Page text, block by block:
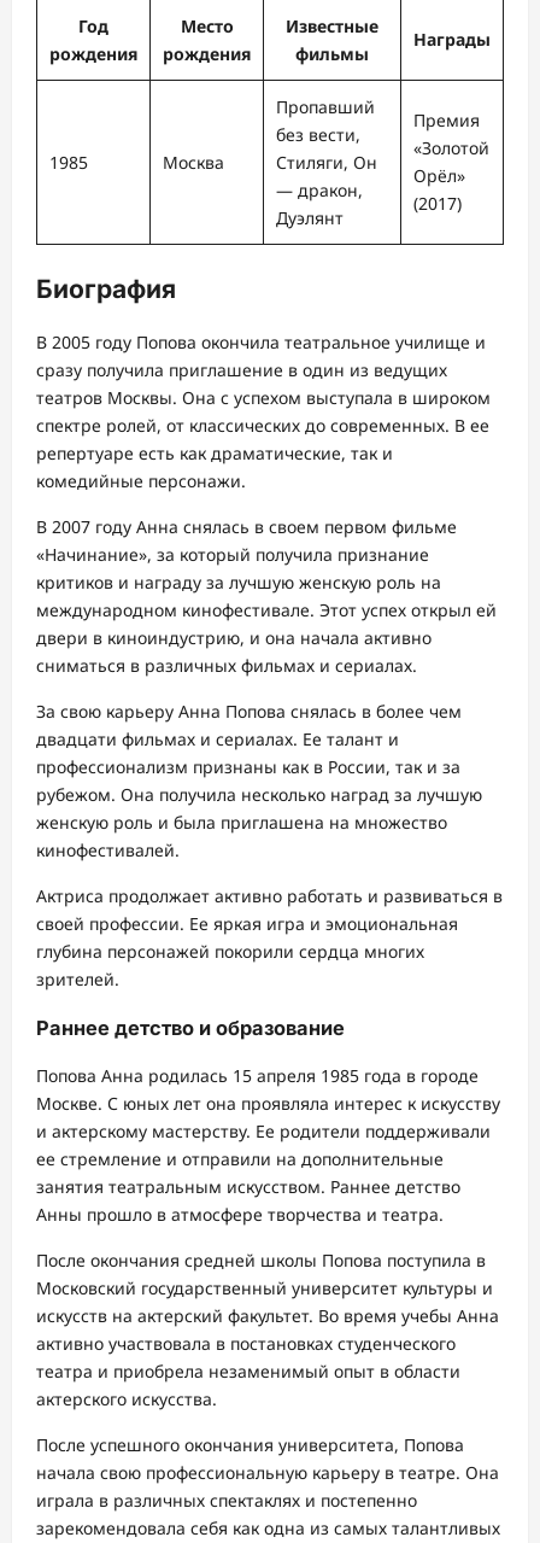
Год
рождения
Место
рождения
Известные
фильмы
Награды
1985 Москва
Пропавший
без вести,
Стиляги, Он
— дракон,
Дуэлянт
Премия
«Золотой
Орёл»
(2017)
Биография
В 2005 году Попова окончила театральное училище и
сразу получила приглашение в один из ведущих
театров Москвы. Она с успехом выступала в широком
спектре ролей, от классических до современных. В ее
репертуаре есть как драматические, так и
комедийные персонажи.
В 2007 году Анна снялась в своем первом фильме
«Начинание», за который получила признание
критиков и награду за лучшую женскую роль на
международном кинофестивале. Этот успех открыл ей
двери в киноиндустрию, и она начала активно
сниматься в различных фильмах и сериалах.
За свою карьеру Анна Попова снялась в более чем
двадцати фильмах и сериалах. Ее талант и
профессионализм признаны как в России, так и за
рубежом. Она получила несколько наград за лучшую
женскую роль и была приглашена на множество
кинофестивалей.
Актриса продолжает активно работать и развиваться в
своей профессии. Ее яркая игра и эмоциональная
глубина персонажей покорили сердца многих
зрителей.
Раннее детство и образование
Попова Анна родилась 15 апреля 1985 года в городе
Москве. С юных лет она проявляла интерес к искусству
и актерскому мастерству. Ее родители поддерживали
ее стремление и отправили на дополнительные
занятия театральным искусством. Раннее детство
Анны прошло в атмосфере творчества и театра.
После окончания средней школы Попова поступила в
Московский государственный университет культуры и
искусств на актерский факультет. Во время учебы Анна
активно участвовала в постановках студенческого
театра и приобрела незаменимый опыт в области
актерского искусства.
После успешного окончания университета, Попова
начала свою профессиональную карьеру в театре. Она
играла в различных спектаклях и постепенно
зарекомендовала себя как одна из самых талантливых